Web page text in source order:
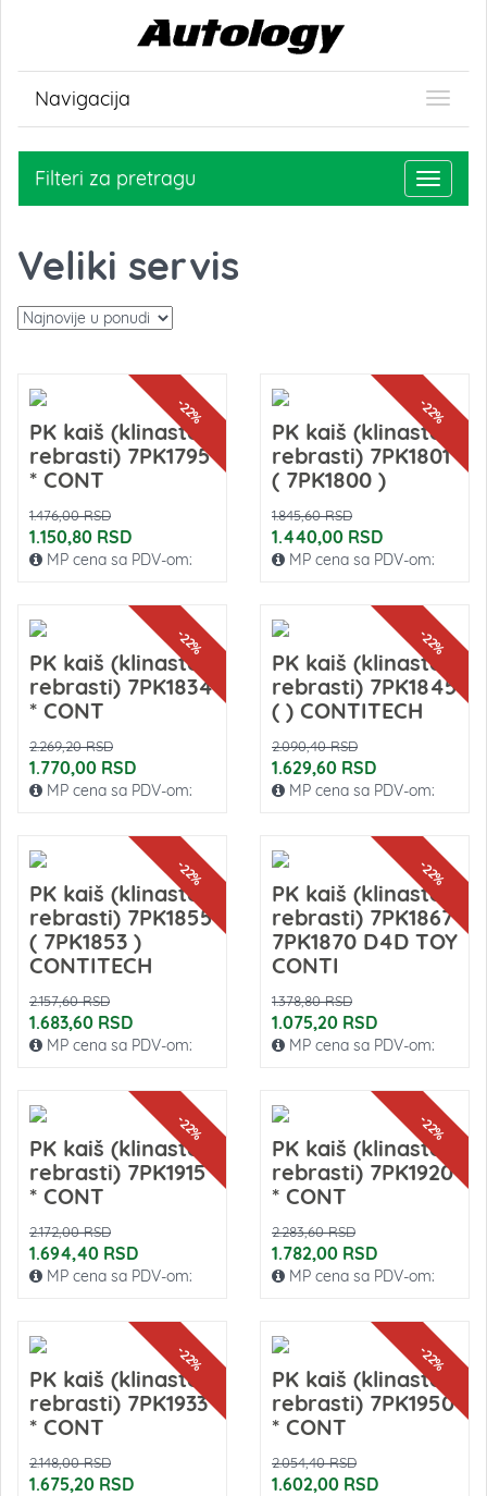
Navigacija
Toggle
Filteri za pretragu
Veliki servis
-22%
PK kaiš (klinasto-
rebrasti) 7PK1795
* CONT
1.476,00 RSD
1.150,80 RSD
MP cena sa PDV-om:
-22%
PK kaiš (klinasto-
rebrasti) 7PK1801
( 7PK1800 )
1.845,60 RSD
1.440,00 RSD
MP cena sa PDV-om:
-22%
PK kaiš (klinasto-
rebrasti) 7PK1834
* CONT
2.269,20 RSD
1.770,00 RSD
MP cena sa PDV-om:
-22%
PK kaiš (klinasto-
rebrasti) 7PK1845
( ) CONTITECH
2.090,40 RSD
1.629,60 RSD
MP cena sa PDV-om:
-22%
PK kaiš (klinasto-
rebrasti) 7PK1855
( 7PK1853 )
CONTITECH
2.157,60 RSD
1.683,60 RSD
MP cena sa PDV-om:
-22%
PK kaiš (klinasto-
rebrasti) 7PK1867
7PK1870 D4D TOY
CONTI
1.378,80 RSD
1.075,20 RSD
MP cena sa PDV-om:
-22%
PK kaiš (klinasto-
rebrasti) 7PK1915
* CONT
2.172,00 RSD
1.694,40 RSD
MP cena sa PDV-om:
-22%
PK kaiš (klinasto-
rebrasti) 7PK1920
* CONT
2.283,60 RSD
1.782,00 RSD
MP cena sa PDV-om:
-22%
PK kaiš (klinasto-
rebrasti) 7PK1933
* CONT
2.148,00 RSD
1.675,20 RSD
-22%
PK kaiš (klinasto-
rebrasti) 7PK1950
* CONT
2.054,40 RSD
1.602,00 RSD